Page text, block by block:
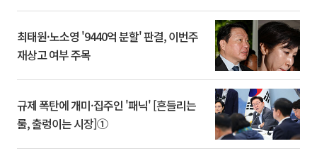
최태원·노소영 '9440억 분할' 판결, 이번주
재상고 여부 주목
규제 폭탄에 개미·집주인 '패닉' [흔들리는
룰, 출렁이는 시장]①